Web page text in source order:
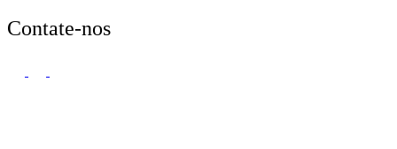
Contate-nos